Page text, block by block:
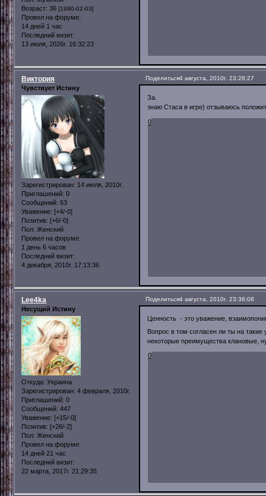
Возраст: 36 [1990-02-03]
Провел на форуме:
14 дней 1 час
Последний визит:
13 июля, 2026г. 16:32:23
Поделиться4 августа, 2010г. 23:28:27
Виктория
Чувствует Истину
Зарегистрирован: 14 июля, 2010г.
Приглашений: 0
Сообщений: 63
Уважение: [+4/-0]
Позитив: [+6/-0]
Пол: Женский
Провел на форуме:
1 день 6 часов
Последний визит:
4 декабря, 2010г. 17:13:36
За.
знаю Стаса в игре) отзываюсь
0
Поделиться4 августа, 2010г. 23:36:08
Lee4ka
Несущий Истину
Откуда: Украина
Зарегистрирован: 4 февраля, 2010г.
Приглашений: 0
Сообщений: 447
Уважение: [+15/-0]
Позитив: [+26/-2]
Пол: Женский
Провел на форуме:
14 дней 21 час
Последний визит:
22 марта, 2017г. 21:29:35
Ценность - это уважение,
Вопрос в том согласен ли ты на
некоторые преимущества клановые,
0